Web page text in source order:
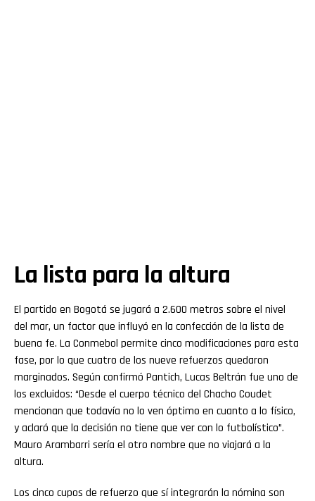
La lista para la altura
El partido en Bogotá se jugará a 2.600 metros sobre el nivel
del mar, un factor que influyó en la confección de la lista de
buena fe. La Conmebol permite cinco modificaciones para esta
fase, por lo que cuatro de los nueve refuerzos quedaron
marginados. Según confirmó Pantich, Lucas Beltrán fue uno de
los excluidos: “Desde el cuerpo técnico del Chacho Coudet
mencionan que todavía no lo ven óptimo en cuanto a lo físico,
y aclaró que la decisión no tiene que ver con lo futbolístico”.
Mauro Arambarri sería el otro nombre que no viajará a la
altura.
Los cinco cupos de refuerzo que sí integrarán la nómina son